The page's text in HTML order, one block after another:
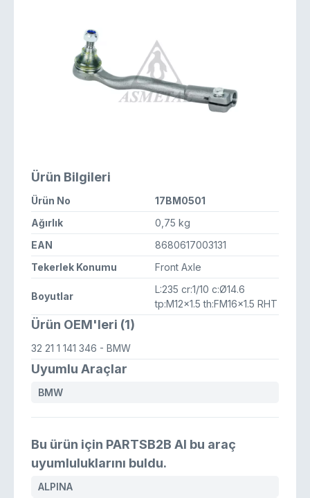
Ürün Bilgileri
Ürün No
17BM0501
Ağırlık
0,75 kg
EAN
8680617003131
Tekerlek Konumu
Front Axle
Boyutlar
L:235 cr:1/10 c:Ø14.6
tp:M12x1.5 th:FM16x1.5 RHT
Ürün OEM'leri (1)
32 21 1 141 346 - BMW
Uyumlu Araçlar
BMW
Bu ürün için PARTSB2B AI bu araç
uyumluluklarını buldu.
ALPINA